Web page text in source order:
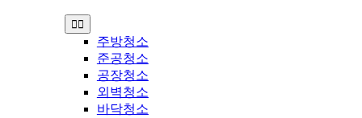
Toggle
Navigation
주방청소
준공청소
공장청소
외벽청소
바닥청소